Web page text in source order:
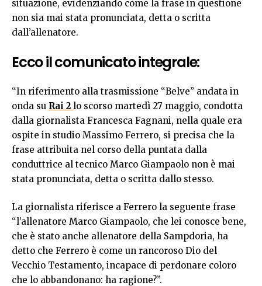
situazione, evidenziando come la frase in questione
non sia mai stata pronunciata, detta o scritta
dall’allenatore.
Ecco il comunicato integrale:
“In riferimento alla trasmissione “Belve” andata in
onda su Rai 2 lo scorso martedì 27 maggio, condotta
dalla giornalista Francesca Fagnani, nella quale era
ospite in studio Massimo Ferrero, si precisa che la
frase attribuita nel corso della puntata dalla
conduttrice al tecnico Marco Giampaolo non è mai
stata pronunciata, detta o scritta dallo stesso.
La giornalista riferisce a Ferrero la seguente frase
“l’allenatore Marco Giampaolo, che lei conosce bene,
che è stato anche allenatore della Sampdoria, ha
detto che Ferrero è come un rancoroso Dio del
Vecchio Testamento, incapace di perdonare coloro
che lo abbandonano: ha ragione?”.